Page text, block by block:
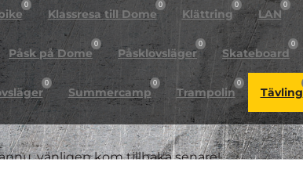
0
Klassresa till Dome
0
Klättring
0
LAN
0
Påsk på Dome
0
Påsklovsläger
0
Skateboard
0
0
Summercamp
0
Trampolin
0
Tävling
vänligen kom tillbaka senare!